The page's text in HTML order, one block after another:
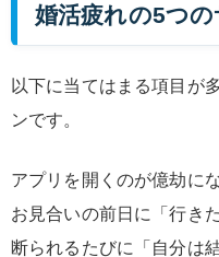
婚活疲れの5つ
以下に当てはまる項目が
ンです。
アプリを開くのが億劫に
お見合いの前日に「行き
断られるたびに「自分は